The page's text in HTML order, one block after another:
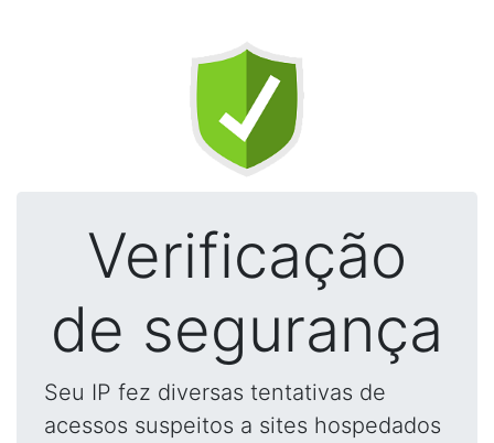
Verificação
de segurança
Seu IP fez diversas tentativas de
acessos suspeitos a sites hospedados